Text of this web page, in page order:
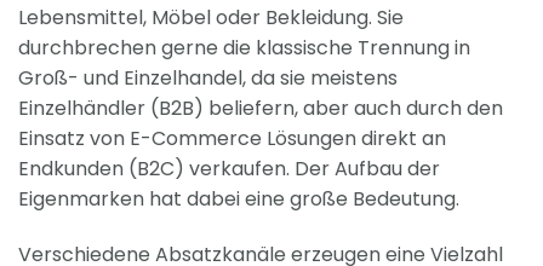
Lebensmittel, Möbel oder Bekleidung. Sie
durchbrechen gerne die klassische Trennung in
Groß- und Einzelhandel, da sie meistens
Einzelhändler (B2B) beliefern, aber auch durch den
Einsatz von E-Commerce Lösungen direkt an
Endkunden (B2C) verkaufen. Der Aufbau der
Eigenmarken hat dabei eine große Bedeutung.
Verschiedene Absatzkanäle erzeugen eine Vielzahl